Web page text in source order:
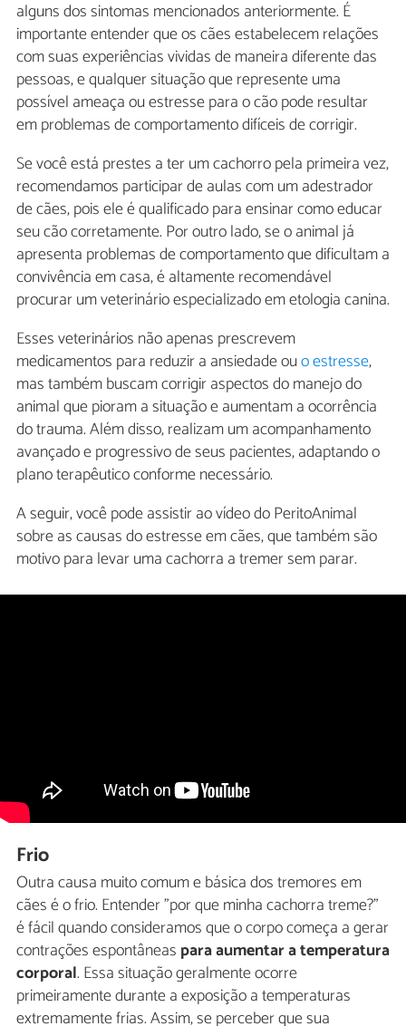
alguns dos sintomas mencionados anteriormente. É
importante entender que os cães estabelecem relações
com suas experiências vividas de maneira diferente das
pessoas, e qualquer situação que represente uma
possível ameaça ou estresse para o cão pode resultar
em problemas de comportamento difíceis de corrigir.
Se você está prestes a ter um cachorro pela primeira vez,
recomendamos participar de aulas com um adestrador
de cães, pois ele é qualificado para ensinar como educar
seu cão corretamente. Por outro lado, se o animal já
apresenta problemas de comportamento que dificultam a
convivência em casa, é altamente recomendável
procurar um veterinário especializado em etologia canina.
Esses veterinários não apenas prescrevem
medicamentos para reduzir a ansiedade ouo estresse,
mas também buscam corrigir aspectos do manejo do
animal que pioram a situação e aumentam a ocorrência
do trauma. Além disso, realizam um acompanhamento
avançado e progressivo de seus pacientes, adaptando o
plano terapêutico conforme necessário.
A seguir, você pode assistir ao vídeo do PeritoAnimal
sobre as causas do estresse em cães, que também são
motivo para levar uma cachorra a tremer sem parar.
Frio
Outra causa muito comum e básica dos tremores em
cães é o frio. Entender "por que minha cachorra treme?"
é fácil quando consideramos que o corpo começa a gerar
contrações espontâneas para aumentar a temperatura
corporal. Essa situação geralmente ocorre
primeiramente durante a exposição a temperaturas
extremamente frias. Assim, se perceber que sua